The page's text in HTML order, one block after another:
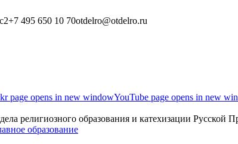
+7 495 650 10 70otdelro@otdelro.ru
page opens in new windowYouTube page opens in new
религиозного образования и катехизации Русской